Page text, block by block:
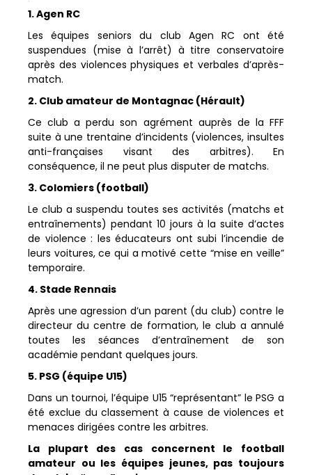
1. Agen RC
Les équipes seniors du club Agen RC ont été
suspendues (mise à l’arrêt) à titre conservatoire
après des violences physiques et verbales d’après-
match.
2. Club amateur de Montagnac (Hérault)
Ce club a perdu son agrément auprès de la FFF
suite à une trentaine d’incidents (violences, insultes
anti-françaises visant des arbitres). En
conséquence, il ne peut plus disputer de matchs.
3. Colomiers (football)
Le club a suspendu toutes ses activités (matchs et
entraînements) pendant 10 jours à la suite d’actes
de violence : les éducateurs ont subi l’incendie de
leurs voitures, ce qui a motivé cette “mise en veille”
temporaire.
4. Stade Rennais
Après une agression d’un parent (du club) contre le
directeur du centre de formation, le club a annulé
toutes les séances d’entraînement de son
académie pendant quelques jours.
5. PSG (équipe U15)
Dans un tournoi, l’équipe U15 “représentant” le PSG a
été exclue du classement à cause de violences et
menaces dirigées contre les arbitres.
La plupart des cas concernent le football
amateur ou les équipes jeunes, pas toujours